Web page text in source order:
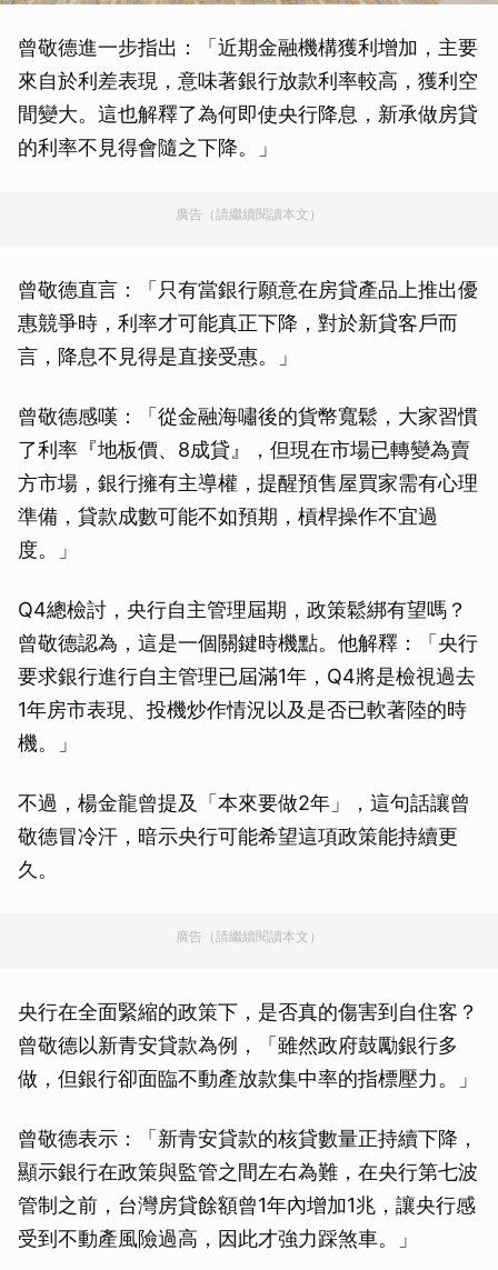
曾敬德進一步指出：「近期金融機構獲利增加，主要
來自於利差表現，意味著銀行放款利率較高，獲利空
間變大。這也解釋了為何即使央行降息，新承做房貸
的利率不見得會隨之下降。」
廣告（請繼續閱讀本文）
曾敬德直言：「只有當銀行願意在房貸產品上推出優
惠競爭時，利率才可能真正下降，對於新貸客戶而
言，降息不見得是直接受惠。」
曾敬德感嘆：「從金融海嘯後的貨幣寬鬆，大家習慣
了利率『地板價、8成貸』，但現在市場已轉變為賣
方市場，銀行擁有主導權，提醒預售屋買家需有心理
準備，貸款成數可能不如預期，槓桿操作不宜過
度。」
Q4總檢討，央行自主管理屆期，政策鬆綁有望嗎？
曾敬德認為，這是一個關鍵時機點。他解釋：「央行
要求銀行進行自主管理已屆滿1年，Q4將是檢視過去
1年房市表現、投機炒作情況以及是否已軟著陸的時
機。」
不過，楊金龍曾提及「本來要做2年」，這句話讓曾
敬德冒冷汗，暗示央行可能希望這項政策能持續更
久。
廣告（請繼續閱讀本文）
央行在全面緊縮的政策下，是否真的傷害到自住客？
曾敬德以新青安貸款為例，「雖然政府鼓勵銀行多
做，但銀行卻面臨不動產放款集中率的指標壓力。」
曾敬德表示：「新青安貸款的核貸數量正持續下降，
顯示銀行在政策與監管之間左右為難，在央行第七波
管制之前，台灣房貸餘額曾1年內增加1兆，讓央行感
受到不動產風險過高，因此才強力踩煞車。」